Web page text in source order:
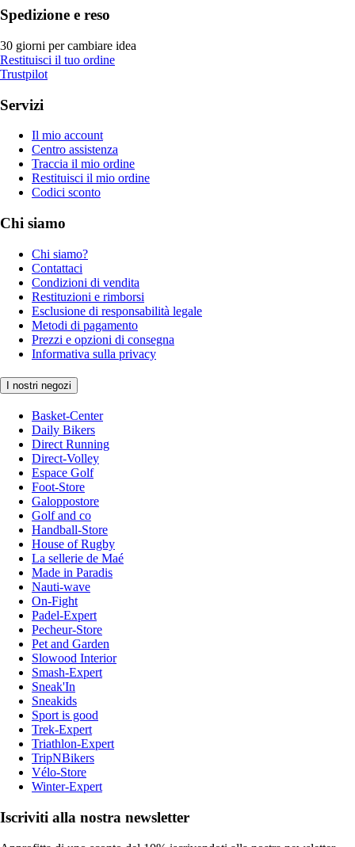
Spedizione e reso
30 giorni per cambiare idea
Restituisci il tuo ordine
Trustpilot
Servizi
Il mio account
Centro assistenza
Traccia il mio ordine
Restituisci il mio ordine
Codici sconto
Chi siamo
Chi siamo?
Contattaci
Condizioni di vendita
Restituzioni e rimborsi
Esclusione di responsabilità legale
Metodi di pagamento
Prezzi e opzioni di consegna
Informativa sulla privacy
I nostri negozi
Basket-Center
Daily Bikers
Direct Running
Direct-Volley
Espace Golf
Foot-Store
Galoppostore
Golf and co
Handball-Store
House of Rugby
La sellerie de Maé
Made in Paradis
Nauti-wave
On-Fight
Padel-Expert
Pecheur-Store
Pet and Garden
Slowood Interior
Smash-Expert
Sneak'In
Sneakids
Sport is good
Trek-Expert
Triathlon-Expert
TripNBikers
Vélo-Store
Winter-Expert
Iscriviti alla nostra newsletter